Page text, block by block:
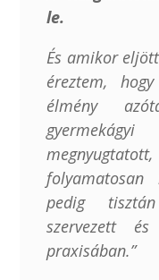
le.
És amikor
éreztem,
élmény
pedig
szervezett
praxisában.”